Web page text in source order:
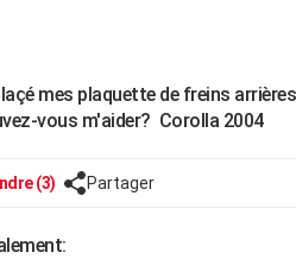
mes plaquette de freins
vous m'aider? Corolla 2004
(3) Partager